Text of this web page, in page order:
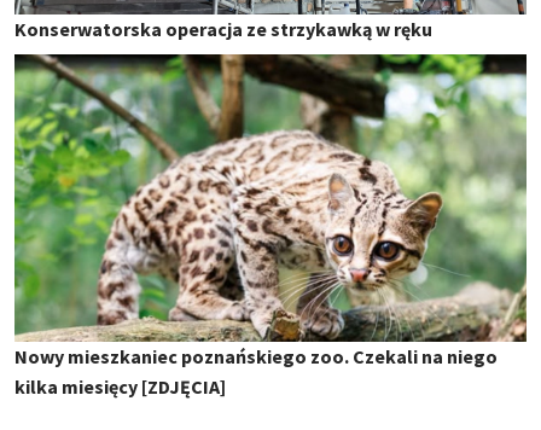
Konserwatorska operacja ze strzykawką w ręku
Nowy mieszkaniec poznańskiego zoo. Czekali na niego
kilka miesięcy [ZDJĘCIA]